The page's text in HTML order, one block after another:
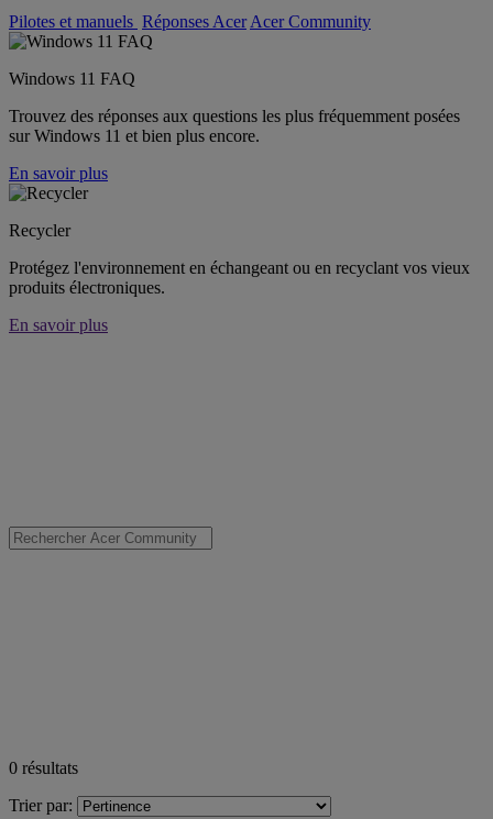
Pilotes et manuels Réponses Acer Acer Community
Windows 11 FAQ
Trouvez des réponses aux questions les plus fréquemment posées
sur Windows 11 et bien plus encore.
En savoir plus
Recycler
Protégez l'environnement en échangeant ou en recyclant vos vieux
produits électroniques.
En savoir plus
0 résultats
Trier par: